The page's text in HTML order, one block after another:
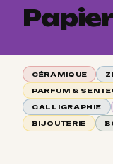
CÉRAMIQUE
PARFUM &
CALLIGRAPHIE
BIJOUTERIE